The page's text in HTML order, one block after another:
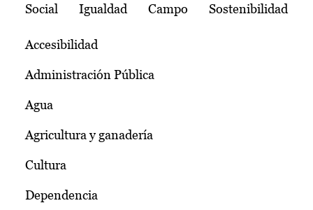
Social Igualdad Campo Sostenibilidad
Accesibilidad
Administración Pública
Agua
Agricultura y ganadería
Cultura
Dependencia